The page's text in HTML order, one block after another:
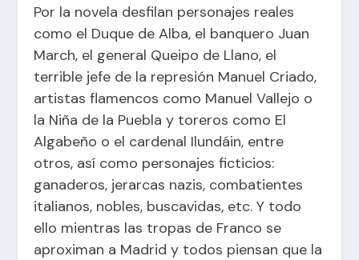
Por la novela desfilan personajes reales
como el Duque de Alba, el banquero Juan
March, el general Queipo de Llano, el
terrible jefe de la represión Manuel Criado,
artistas flamencos como Manuel Vallejo o
la Niña de la Puebla y toreros como El
Algabeño o el cardenal Ilundáin, entre
otros, así como personajes ficticios:
ganaderos, jerarcas nazis, combatientes
italianos, nobles, buscavidas, etc. Y todo
ello mientras las tropas de Franco se
aproximan a Madrid y todos piensan que la